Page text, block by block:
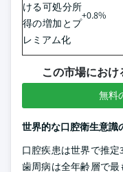
ける可処分所
得の増加とプ
レミアム化
+0.8%
この市場にお
無料
世界的な口腔衛生意識
口腔疾患は世界で推
歯周病は全年齢層で